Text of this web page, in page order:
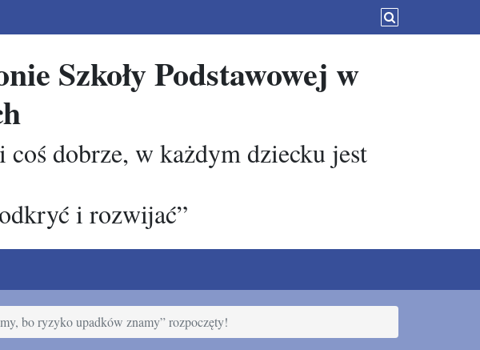
Szkoły Podstawowej w
coś dobrze, w każdym dziecku jest
i rozwijać”
bo ryzyko upadków znamy” rozpoczęty!